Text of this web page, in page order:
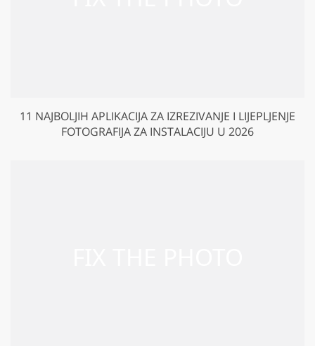
11 NAJBOLJIH APLIKACIJA ZA IZREZIVANJE I LIJEPLJENJE
FOTOGRAFIJA ZA INSTALACIJU U 2026